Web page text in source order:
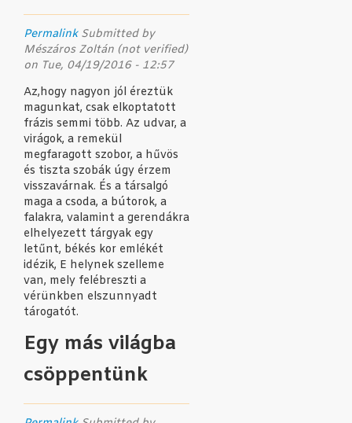
Permalink Submitted by
Mészáros Zoltán (not verified)
on Tue, 04/19/2016 - 12:57
Az,hogy nagyon jól éreztük
magunkat, csak elkoptatott
frázis semmi több. Az udvar, a
virágok, a remekül
megfaragott szobor, a hűvös
és tiszta szobák úgy érzem
visszavárnak. És a társalgó
maga a csoda, a bútorok, a
falakra, valamint a gerendákra
elhelyezett tárgyak egy
letűnt, békés kor emlékét
idézik, E helynek szelleme
van, mely felébreszti a
vérünkben elszunnyadt
tárogatót.
Egy más világba
csöppentünk